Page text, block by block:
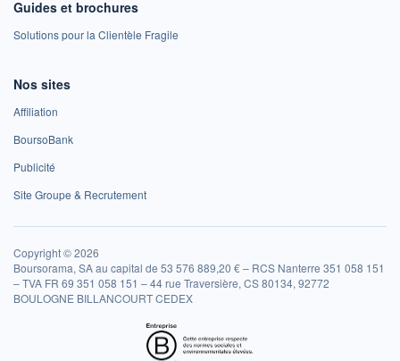
Guides et brochures
Solutions pour la Clientèle Fragile
Nos sites
Affiliation
BoursoBank
Publicité
Site Groupe & Recrutement
Copyright © 2026
Boursorama, SA au capital de 53 576 889,20 € – RCS Nanterre 351 058 151
– TVA FR 69 351 058 151 – 44 rue Traversière, CS 80134, 92772
BOULOGNE BILLANCOURT CEDEX